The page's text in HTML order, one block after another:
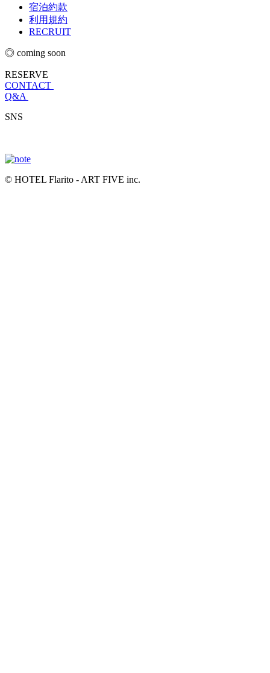
宿泊約款
利用規約
RECRUIT
◎ coming soon
RESERVE
CONTACT
Q&A
SNS
© HOTEL Flarito - ART FIVE inc.